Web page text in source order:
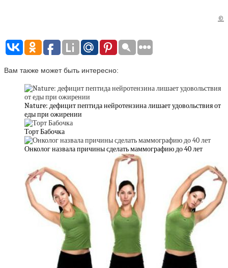
©
Вам также может быть интересно:
Nature: дефицит пептида нейротензина лишает удовольствия от
еды при ожирении
Торт Бабочка
Онколог назвала причины сделать маммографию до 40 лет